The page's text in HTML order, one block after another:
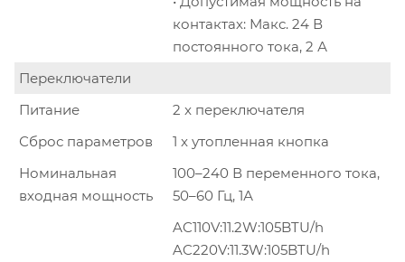
контактах: Макс. 24 В
постоянного тока, 2 А
Переключатели
Питание
2 x переключателя
Сброс параметров
1 x утопленная кнопка
Номинальная
входная мощность
100–240 В переменного тока,
50–60 Гц, 1А
AC110V:11.2W:105BTU/h
AC220V:11.3W:105BTU/h